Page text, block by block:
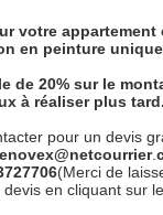
votre
en peinture
de 20% sur le
à réaliser plus tard.
pour un devis
novex@netcourrier.
(Merci de
en cliquant sur